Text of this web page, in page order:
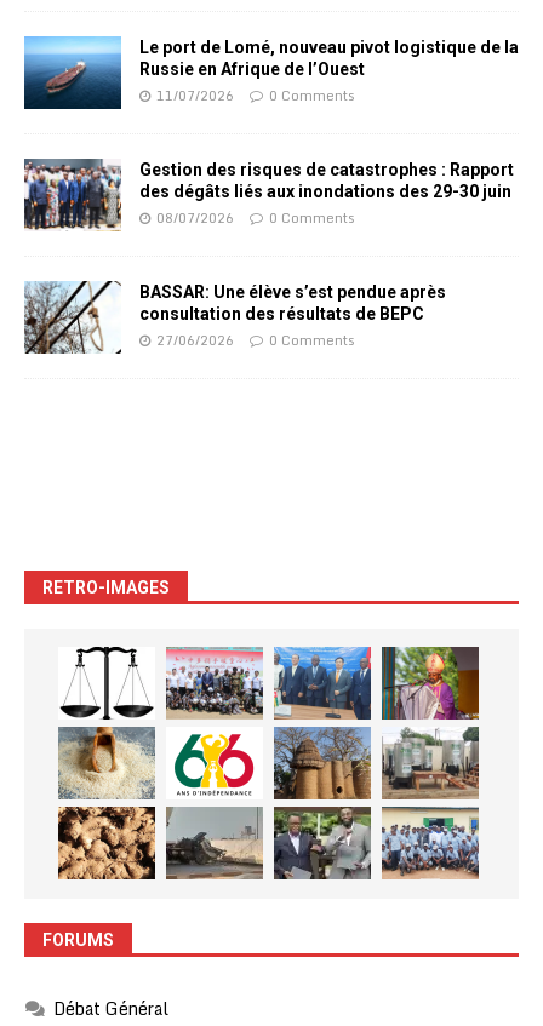
Le port de Lomé, nouveau pivot logistique de la
Russie en Afrique de l’Ouest
11/07/2026 0 Comments
Gestion des risques de catastrophes : Rapport
des dégâts liés aux inondations des 29-30 juin
08/07/2026 0 Comments
BASSAR: Une élève s’est pendue après
consultation des résultats de BEPC
27/06/2026 0 Comments
RETRO-IMAGES
FORUMS
Débat Général